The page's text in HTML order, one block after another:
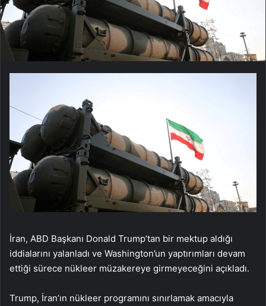
İran, ABD Başkanı Donald Trump’tan bir mektup aldığı
iddialarını yalanladı ve Washington’un yaptırımları devam
ettiği sürece nükleer müzakereye girmeyeceğini açıkladı.
Trump, İran’ın nükleer programını sınırlamak amacıyla